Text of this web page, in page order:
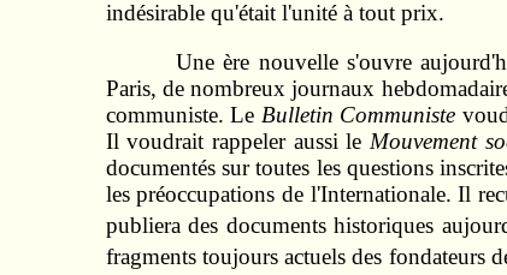
indésirable qu'était l'unité à tout prix.
Une ère nouvelle s'ouvre
Paris, de nombreux journaux
communiste. Le Bulletin Communiste
Il voudrait rappeler aussi le Mouvement
documentés sur toutes les questions
les préoccupations de l'Internationale. Il
publiera des documents historiques
fragments toujours actuels des fondateurs